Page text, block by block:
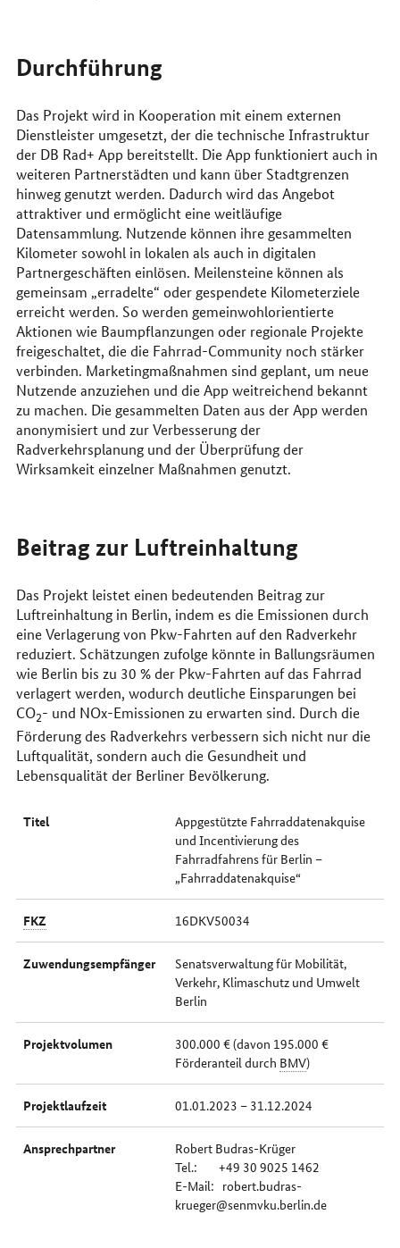
Durchführung
Das Projekt wird in Kooperation mit einem externen
Dienstleister umgesetzt, der die technische Infrastruktur
der DB Rad+ App bereitstellt. Die App funktioniert auch in
weiteren Partnerstädten und kann über Stadtgrenzen
hinweg genutzt werden. Dadurch wird das Angebot
attraktiver und ermöglicht eine weitläufige
Datensammlung. Nutzende können ihre gesammelten
Kilometer sowohl in lokalen als auch in digitalen
Partnergeschäften einlösen. Meilensteine können als
gemeinsam „erradelte“ oder gespendete Kilometerziele
erreicht werden. So werden gemeinwohlorientierte
Aktionen wie Baumpflanzungen oder regionale Projekte
freigeschaltet, die die Fahrrad-Community noch stärker
verbinden. Marketingmaßnahmen sind geplant, um neue
Nutzende anzuziehen und die App weitreichend bekannt
zu machen. Die gesammelten Daten aus der App werden
anonymisiert und zur Verbesserung der
Radverkehrsplanung und der Überprüfung der
Wirksamkeit einzelner Maßnahmen genutzt.
Beitrag zur Luftreinhaltung
Das Projekt leistet einen bedeutenden Beitrag zur
Luftreinhaltung in Berlin, indem es die Emissionen durch
eine Verlagerung von Pkw-Fahrten auf den Radverkehr
reduziert. Schätzungen zufolge könnte in Ballungsräumen
wie Berlin bis zu 30 % der Pkw-Fahrten auf das Fahrrad
verlagert werden, wodurch deutliche Einsparungen bei
CO2- und NOx-Emissionen zu erwarten sind. Durch die
Förderung des Radverkehrs verbessern sich nicht nur die
Luftqualität, sondern auch die Gesundheit und
Lebensqualität der Berliner Bevölkerung.
Titel
Appgestützte Fahrraddatenakquise
und Incentivierung des
Fahrradfahrens für Berlin –
„Fahrraddatenakquise“
FKZ 16DKV50034
Zuwendungsempfänger
Senatsverwaltung für Mobilität,
Verkehr, Klimaschutz und Umwelt
Berlin
Projektvolumen
300.000 € (davon 195.000 €
Förderanteil durch BMV)
Projektlaufzeit 01.01.2023 – 31.12.2024
Ansprechpartner
Robert Budras-Krüger
Tel.: +49 30 9025 1462
E-Mail: robert.budras-
krueger@senmvku.berlin.de